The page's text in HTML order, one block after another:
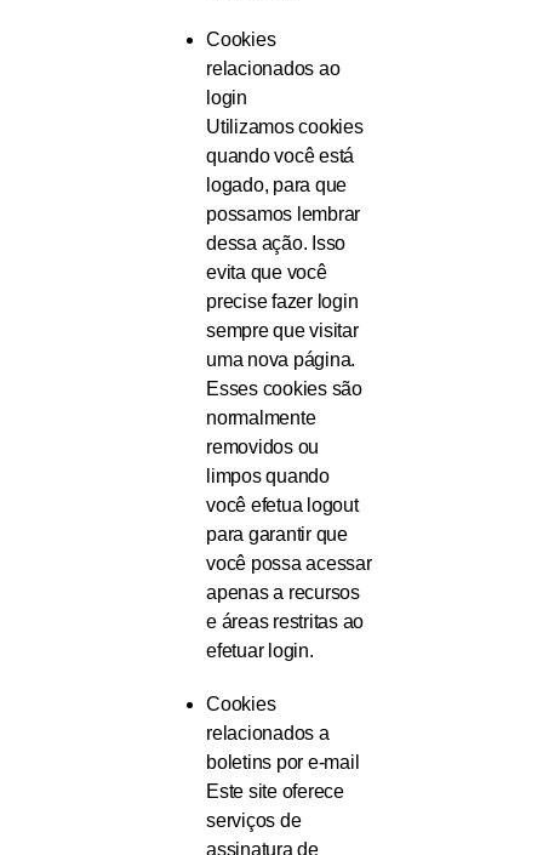
Cookies
relacionados ao
login
Utilizamos cookies
quando você está
logado, para que
possamos lembrar
dessa ação. Isso
evita que você
precise fazer login
sempre que visitar
uma nova página.
Esses cookies são
normalmente
removidos ou
limpos quando
você efetua logout
para garantir que
você possa acessar
apenas a recursos
e áreas restritas ao
efetuar login.
Cookies
relacionados a
boletins por e-mail
Este site oferece
serviços de
assinatura de